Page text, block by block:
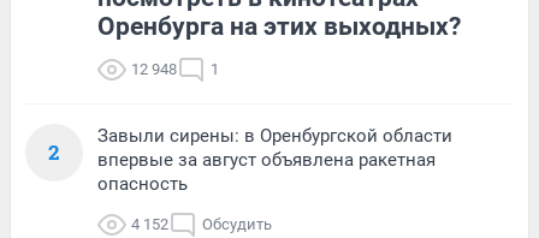
Оренбурга на этих выходных?
12 948 1
2
Завыли сирены: в Оренбургской области
впервые за август объявлена ракетная
опасность
4 152 Обсудить